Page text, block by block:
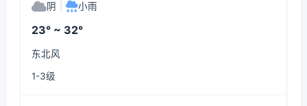
阴 小雨
23° ~ 32°
东北风
1-3级